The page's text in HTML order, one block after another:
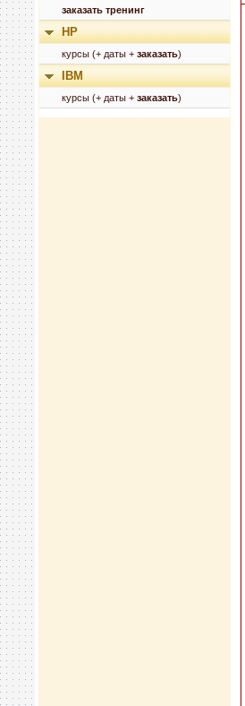
заказать тренинг
HP
курсы (+ даты + заказать)
IBM
курсы (+ даты + заказать)